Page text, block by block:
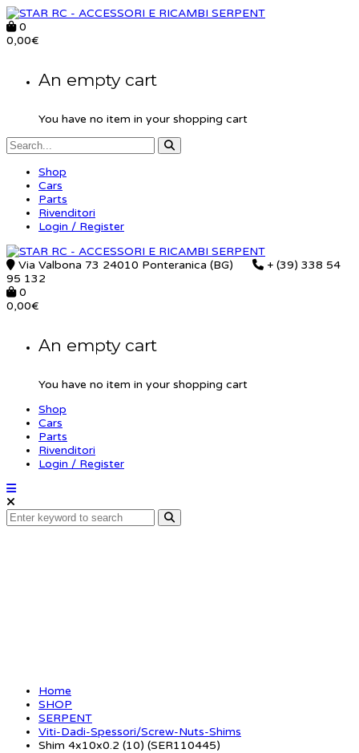
0
0,00€
An empty cart
You have no item in your shopping cart
Shop
Cars
Parts
Rivenditori
Login / Register
Via Valbona 73 24010 Ponteranica (BG)
+ (39) 338 54
95 132
0
0,00€
An empty cart
You have no item in your shopping cart
Shop
Cars
Parts
Rivenditori
Login / Register
Home
SHOP
SERPENT
Viti-Dadi-Spessori/Screw-Nuts-Shims
Shim 4x10x0.2 (10) (SER110445)